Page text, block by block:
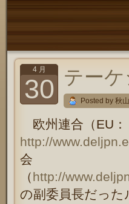
4 月
30 テー
Posted by 秋
欧州連合（EU：
http://
会
（http://
の副委員長だっ